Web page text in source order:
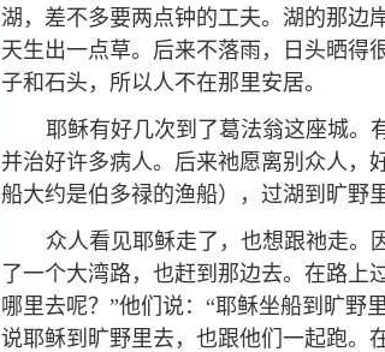
湖，差不多要两点钟的工夫。湖的那边
天生出一点草。后来不落雨，日头晒得
子和石头，所以人不在那里安居。
耶稣有好几次到了葛法翁这座城。
并治好许多病人。后来祂愿离别众人，
船大约是伯多禄的渔船），过湖到旷野
众人看见耶稣走了，也想跟祂走。
了一个大湾路，也赶到那边去。在路上
哪里去呢？”他们说：“耶稣坐船到旷野
说耶稣到旷野里去，也跟他们一起跑。